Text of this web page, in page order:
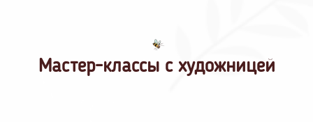
Мастер-классы с художницей